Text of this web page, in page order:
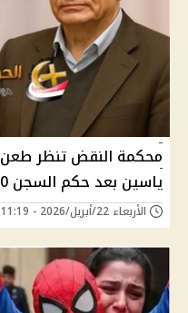
محكمة النقض تنظر
ياسين بعد حكم السجن 10 سنوات أول يونيه
الأربعاء 22/أبريل/2026 - 11:19 ص